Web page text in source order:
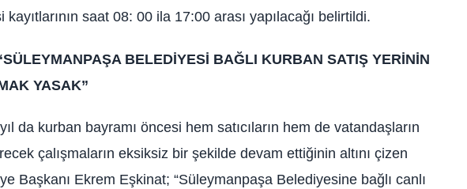
saat 08: 00 ila 17:00 arası yapılacağı belirtildi.
BELEDİYESİ BAĞLI KURBAN SATIŞ YERİNİN
YASAK”
da kurban bayramı öncesi hem satıcıların hem de vatandaşların
çalışmaların eksiksiz bir şekilde devam ettiğinin altını çizen
Başkanı Ekrem Eşkinat; “Süleymanpaşa Belediyesine bağlı canlı